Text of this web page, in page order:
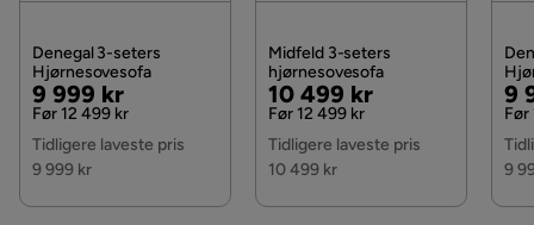
Sitteplasser
Materiale
tre
Denegal 3-seters
Hjørnesovesofa
Pris
9 999 kr
Original
Pris
Før 12 499 kr
Tidligere laveste pris
9 999 kr
Midfeld 3-seters
hjørnesovesofa
Pris
10 499 kr
Original
Pris
Før 12 499 kr
Tidligere laveste pris
10 499 kr
9
Før
9